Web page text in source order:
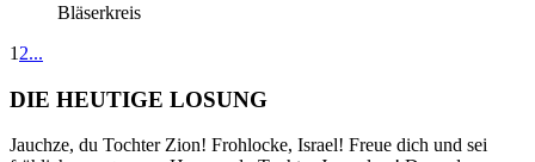
Bläserkreis
1 2...
DIE HEUTIGE LOSUNG
Jauchze, du Tochter Zion! Frohlocke, Israel! Freue dich und sei